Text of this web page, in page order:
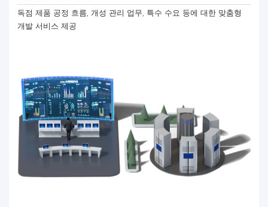
독점 제품 공정 흐름, 개성 관리 업무, 특수 수요 등에 대한 맞춤형
개발 서비스 제공